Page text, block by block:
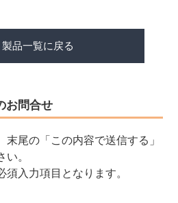
製品一覧に戻る
お問合せ
尾の「この内容で送信する」
い。
須入力項目となります。